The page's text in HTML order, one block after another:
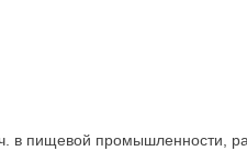
в пищевой промышленности,